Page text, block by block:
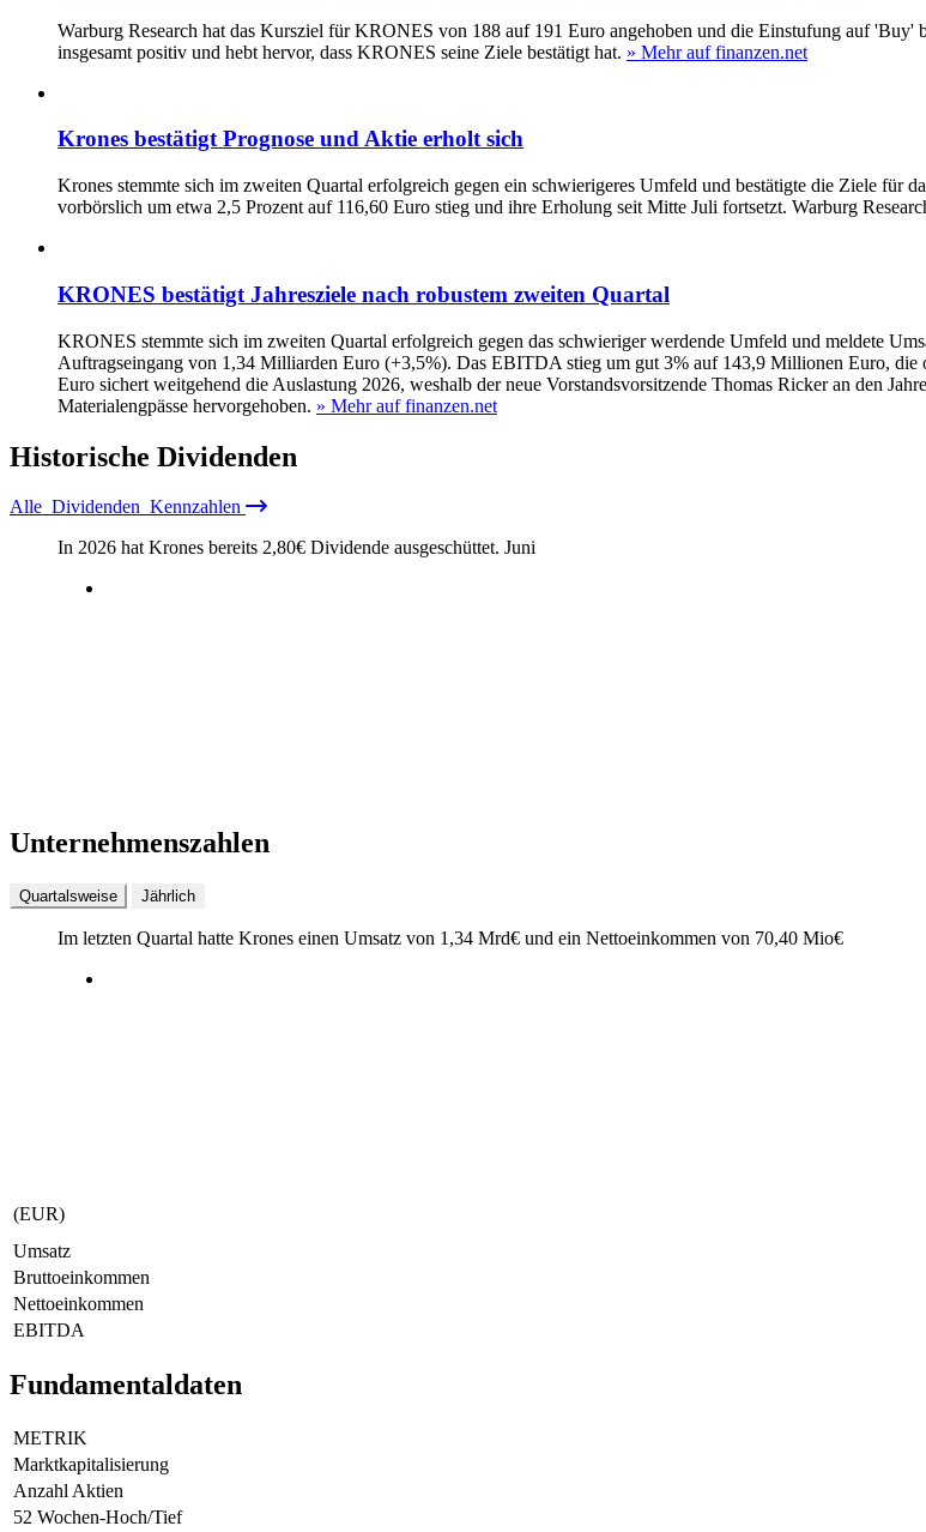
Warburg Research hat das Kursziel für KRONES von 188 auf 191 Euro angehoben und die Einstufung auf 'Buy'
insgesamt positiv und hebt hervor, dass KRONES seine Ziele bestätigt hat. » Mehr auf finanzen.net
Krones bestätigt Prognose und Aktie erholt sich
Krones stemmte sich im zweiten Quartal erfolgreich gegen ein schwierigeres Umfeld und bestätigte die Ziele für
vorbörslich um etwa 2,5 Prozent auf 116,60 Euro stieg und ihre Erholung seit Mitte Juli fortsetzt. Warburg
KRONES bestätigt Jahresziele nach robustem zweiten Quartal
KRONES stemmte sich im zweiten Quartal erfolgreich gegen das schwieriger werdende Umfeld und meldete
Auftragseingang von 1,34 Milliarden Euro (+3,5%). Das EBITDA stieg um gut 3% auf 143,9 Millionen Euro, die
Euro sichert weitgehend die Auslastung 2026, weshalb der neue Vorstandsvorsitzende Thomas Ricker an den
Materialengpässe hervorgehoben. » Mehr auf finanzen.net
Historische Dividenden
Alle Dividenden Kennzahlen
In 2026 hat Krones bereits 2,80€ Dividende ausgeschüttet. Juni
Unternehmenszahlen
Quartalsweise Jährlich
Im letzten Quartal hatte Krones einen Umsatz von 1,34 Mrd€ und ein Nettoeinkommen von 70,40 Mio€
(EUR)
Umsatz
Bruttoeinkommen
Nettoeinkommen
EBITDA
Fundamentaldaten
METRIK
Marktkapitalisierung
Anzahl Aktien
52 Wochen-Hoch/Tief